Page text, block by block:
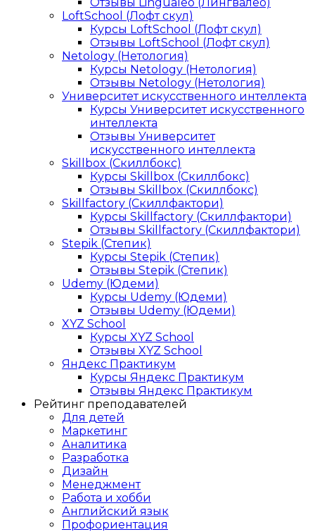
LoftSchool (Лофт скул)
Курсы LoftSchool (Лофт скул)
Отзывы LoftSchool (Лофт скул)
Netology (Нетология)
Курсы Netology (Нетология)
Отзывы Netology (Нетология)
Университет искусственного интеллекта
Курсы Университет искусственного
интеллекта
Отзывы Университет
искусственного интеллекта
Skillbox (Скиллбокс)
Курсы Skillbox (Скиллбокс)
Отзывы Skillbox (Скиллбокс)
Skillfactory (Скиллфактори)
Курсы Skillfactory (Скиллфактори)
Отзывы Skillfactory (Скиллфактори)
Stepik (Степик)
Курсы Stepik (Степик)
Отзывы Stepik (Степик)
Udemy (Юдеми)
Курсы Udemy (Юдеми)
Отзывы Udemy (Юдеми)
XYZ School
Курсы XYZ School
Отзывы XYZ School
Яндекс Практикум
Курсы Яндекс Практикум
Отзывы Яндекс Практикум
Рейтинг преподавателей
Для детей
Маркетинг
Аналитика
Разработка
Дизайн
Менеджмент
Работа и хобби
Английский язык
Профориентация